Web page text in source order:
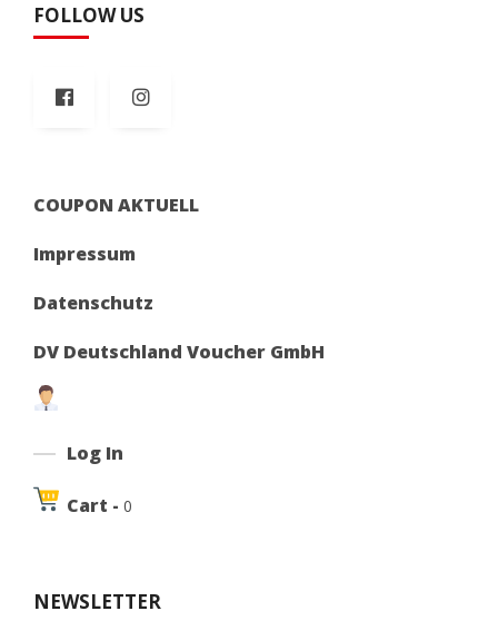
FOLLOW US
COUPON AKTUELL
Impressum
Datenschutz
DV Deutschland Voucher GmbH
Log In
Cart - 0
NEWSLETTER